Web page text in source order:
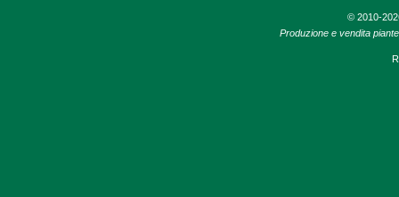
© 2010-
Produzione e vendita